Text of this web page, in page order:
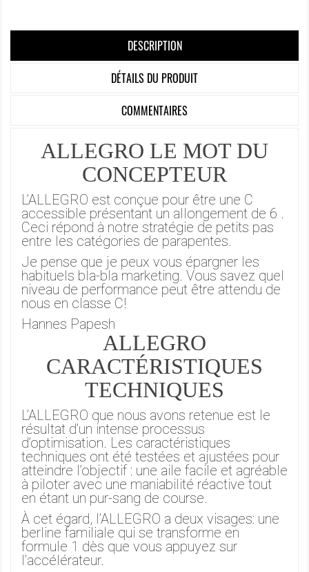
DESCRIPTION
DÉTAILS DU PRODUIT
COMMENTAIRES
ALLEGRO LE MOT DU
CONCEPTEUR
L’ALLEGRO est conçue pour être une C
accessible présentant un allongement de 6 .
Ceci répond à notre stratégie de petits pas
entre les catégories de parapentes.
Je pense que je peux vous épargner les
habituels bla-bla marketing. Vous savez quel
niveau de performance peut être attendu de
nous en classe C!
Hannes Papesh
ALLEGRO
CARACTÉRISTIQUES
TECHNIQUES
L’ALLEGRO que nous avons retenue est le
résultat d’un intense processus
d’optimisation. Les caractéristiques
techniques ont été testées et ajustées pour
atteindre l’objectif : une aile facile et agréable
à piloter avec une maniabilité réactive tout
en étant un pur-sang de course.
À cet égard, l’ALLEGRO a deux visages: une
berline familiale qui se transforme en
formule 1 dès que vous appuyez sur
l’accélérateur.